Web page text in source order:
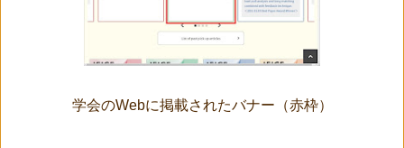
学会のWebに掲載されたバナー（赤枠）